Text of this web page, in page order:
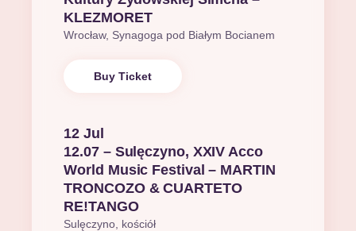
KLEZMORET
Wrocław, Synagoga pod Białym Bocianem
Buy Ticket
12 Jul
12.07 – Sulęczyno, XXIV Acco
World Music Festival – MARTIN
TRONCOZO & CUARTETO
RE!TANGO
Sulęczyno, kościół